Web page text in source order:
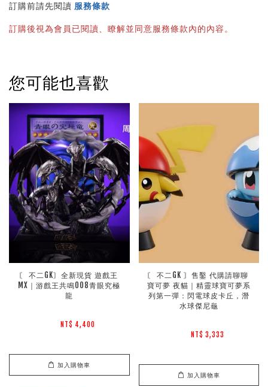
訂購前請先閱讀 服務條款
訂購後視為會員已閱讀、瞭解並同意服務條款內的內容。
您可能也喜歡
〘 不二GK〙全新現貨 遊戲王
MX｜游戲王共鳴008青眼究極
龍
NT$ 4,400
加入購物車
〘 不二GK 〙售鑿 代購請聊聊
寶可夢 夜貓｜精靈球寶可夢系
列第一彈：閃電球皮卡丘，潛
水球傑尼龜
NT$ 3,333
加入購物車